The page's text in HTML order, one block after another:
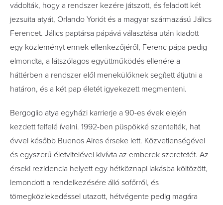
vádolták, hogy a rendszer kezére játszott, és feladott két
jezsuita atyát, Orlando Yoriót és a magyar származású Jálics
Ferencet. Jálics paptársa pápává választása után kiadott
egy közleményt ennek ellenkezőjéről, Ferenc pápa pedig
elmondta, a látszólagos együttműködés ellenére a
háttérben a rendszer elől menekülőknek segített átjutni a
határon, és a két pap életét igyekezett megmenteni.
Bergoglio atya egyházi karrierje a 90-es évek elején
kezdett felfelé ívelni. 1992-ben püspökké szentelték, hat
évvel később Buenos Aires érseke lett. Közvetlenségével
és egyszerű életvitelével kivívta az emberek szeretetét. Az
érseki rezidencia helyett egy hétköznapi lakásba költözött,
lemondott a rendelkezésére álló sofőrről, és
tömegközlekedéssel utazott, hétvégente pedig magára